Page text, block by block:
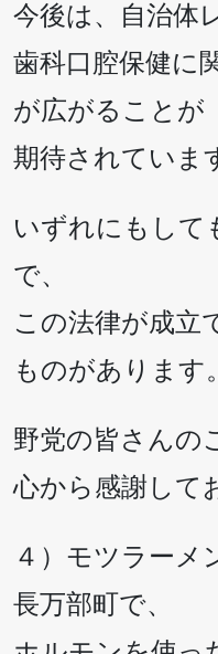
今後は、自治体
歯科口腔保健に
が広がることが
期待されていま
いずれにもして
で、
この法律が成立
ものがあります。
野党の皆さんの
心から感謝して
４）モツラーメ
長万部町で、